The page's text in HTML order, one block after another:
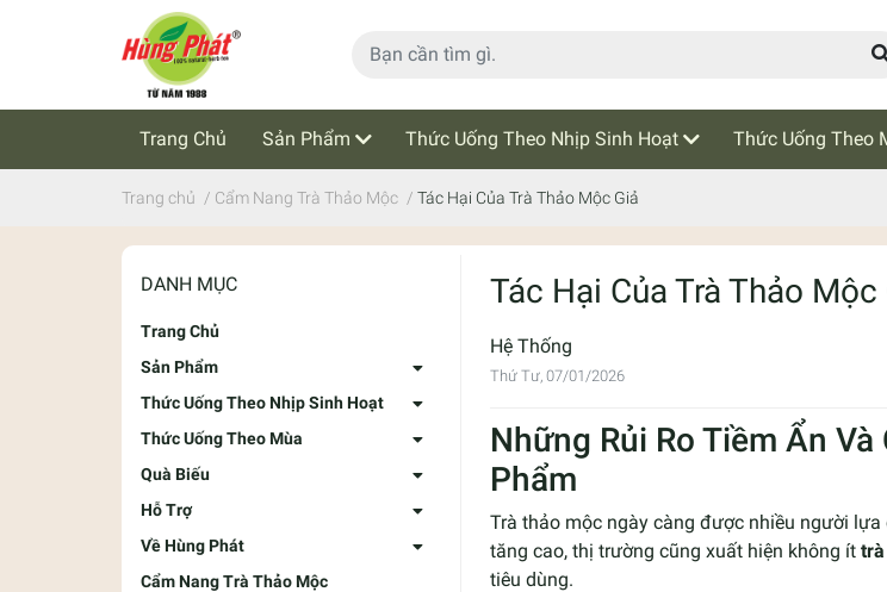
Trang Chủ Sản Phẩm Thức Uống Theo Nhịp Sinh Hoạt Thức Uống Theo
Cẩm Nang Trà Thảo Mộc Tin Tức
Trang chủ / Cẩm Nang Trà Thảo Mộc / Tác Hại Của Trà Thảo Mộc Giả
DANH MỤC
Trang Chủ
Sản Phẩm
Thức Uống Theo Nhịp Sinh Hoạt
Thức Uống Theo Mùa
Quà Biếu
Hỗ Trợ
Về Hùng Phát
Cẩm Nang Trà Thảo Mộc
Tác Hại Của Trà Thảo Mộc
Hệ Thống
Thứ Tư, 07/01/2026
Những Rủi Ro Tiềm Ẩn
Phẩm
Trà thảo mộc ngày càng được nhiều người
tăng cao, thị trường cũng xuất hiện không ít
tiêu dùng.